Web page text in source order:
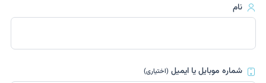
نام
شماره موبایل یا ایمیل(اختیاری)